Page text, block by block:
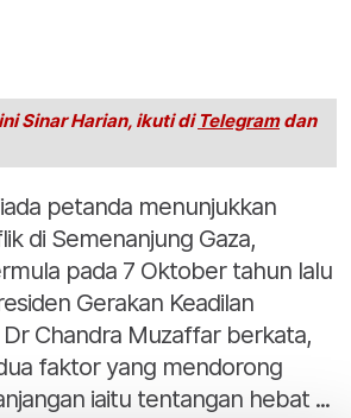
Sinar Harian, ikuti di Telegramdan
petanda menunjukkan
di Semenanjung Gaza,
pada 7 Oktober tahun lalu
Gerakan Keadilan
Chandra Muzaffar berkata,
faktor yang mendorong
iaitu tentangan hebat ...